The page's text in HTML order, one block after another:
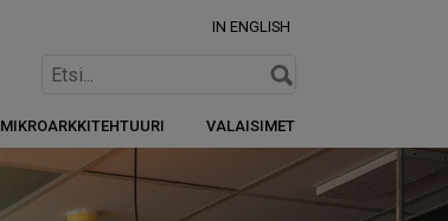
IN ENGLISH
MIKROARKKITEHTUURI VALAISIMET